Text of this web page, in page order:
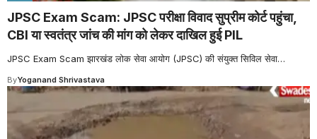
JPSC Exam Scam: JPSC परीक्षा विवाद सुप्रीम कोर्ट पहुंचा,
CBI या स्वतंत्र जांच की मांग को लेकर दाखिल हुई PIL
JPSC Exam Scam झारखंड लोक सेवा आयोग (JPSC) की संयुक्त सिविल सेवा…
ByYoganand Shrivastava